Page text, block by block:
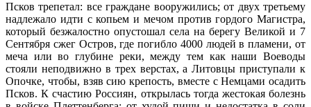
Псков трепетал: все граждане вооружились; от двух третьему
надлежало идти с копьем и мечом против гордого Магистра,
который безжалостно опустошал села на берегу Великой и 7
Сентября сжег Остров, где погибло 4000 людей в пламени, от
меча или во глубине реки, между тем как наши Воеводы
стояли неподвижно в трех верстах, а Литовцы приступали к
Опочке, чтобы, взяв сию крепость, вместе с Немцами осадить
Псков. К счастию Россиян, открылась тогда жестокая болезнь